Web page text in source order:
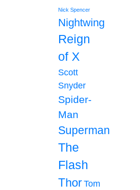
Nick Spencer
Nightwing
Reign
of X
Scott
Snyder
Spider-
Man
Superman
The
Flash
Thor Tom